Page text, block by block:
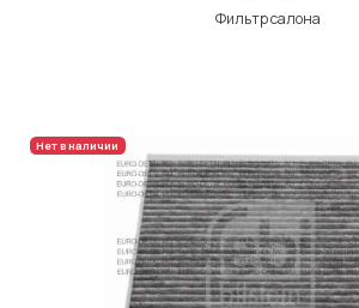
Фильтр салона
Нет в наличии